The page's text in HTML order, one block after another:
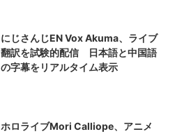
にじさんじEN Vox Akuma、ライブ
翻訳を試験的配信 日本語と中国語
の字幕をリアルタイム表示
ホロライブMori Calliope、アニメ